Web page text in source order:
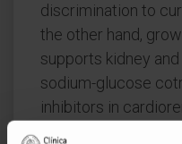
discrimination to
the other hand,
supports kidney
sodium-glucose
inhibitors in